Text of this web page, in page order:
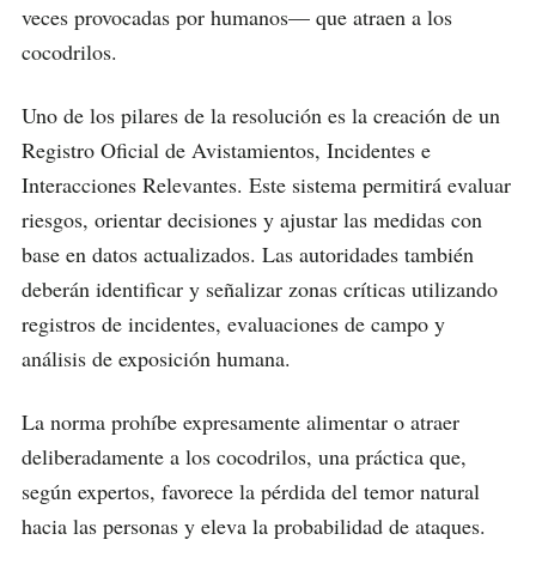
veces provocadas por humanos— que atraen a los
cocodrilos.
Uno de los pilares de la resolución es la creación de un
Registro Oficial de Avistamientos, Incidentes e
Interacciones Relevantes. Este sistema permitirá evaluar
riesgos, orientar decisiones y ajustar las medidas con
base en datos actualizados. Las autoridades también
deberán identificar y señalizar zonas críticas utilizando
registros de incidentes, evaluaciones de campo y
análisis de exposición humana.
La norma prohíbe expresamente alimentar o atraer
deliberadamente a los cocodrilos, una práctica que,
según expertos, favorece la pérdida del temor natural
hacia las personas y eleva la probabilidad de ataques.